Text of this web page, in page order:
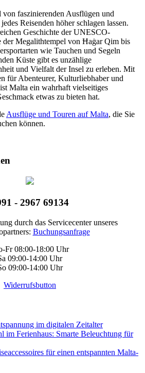
faszinierenden Ausflügen und
Reisenden höher schlagen lassen.
Geschichte der UNESCO-
der Megalithtempel von Ħaġar Qim bis
wie Tauchen und Segeln
Küste gibt es unzählige
und Vielfalt der Insel zu erleben. Mit
für Abenteurer, Kulturliebhaber und
Malta ein wahrhaft vielseitiges
etwas zu bieten hat.
Ausflüge und Touren auf Malta, die Sie
können.
- 2967 69134
durch das Servicecenter unseres
Buchungsanfrage
Fr 08:00-18:00 Uhr
09:00-14:00 Uhr
09:00-14:00 Uhr
Widerrufsbutton
im digitalen Zeitalter
im Ferienhaus: Smarte Beleuchtung für
für einen entspannten Malta-